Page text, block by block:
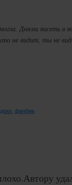
Днями висеть в
не видит, ты не
фанфик